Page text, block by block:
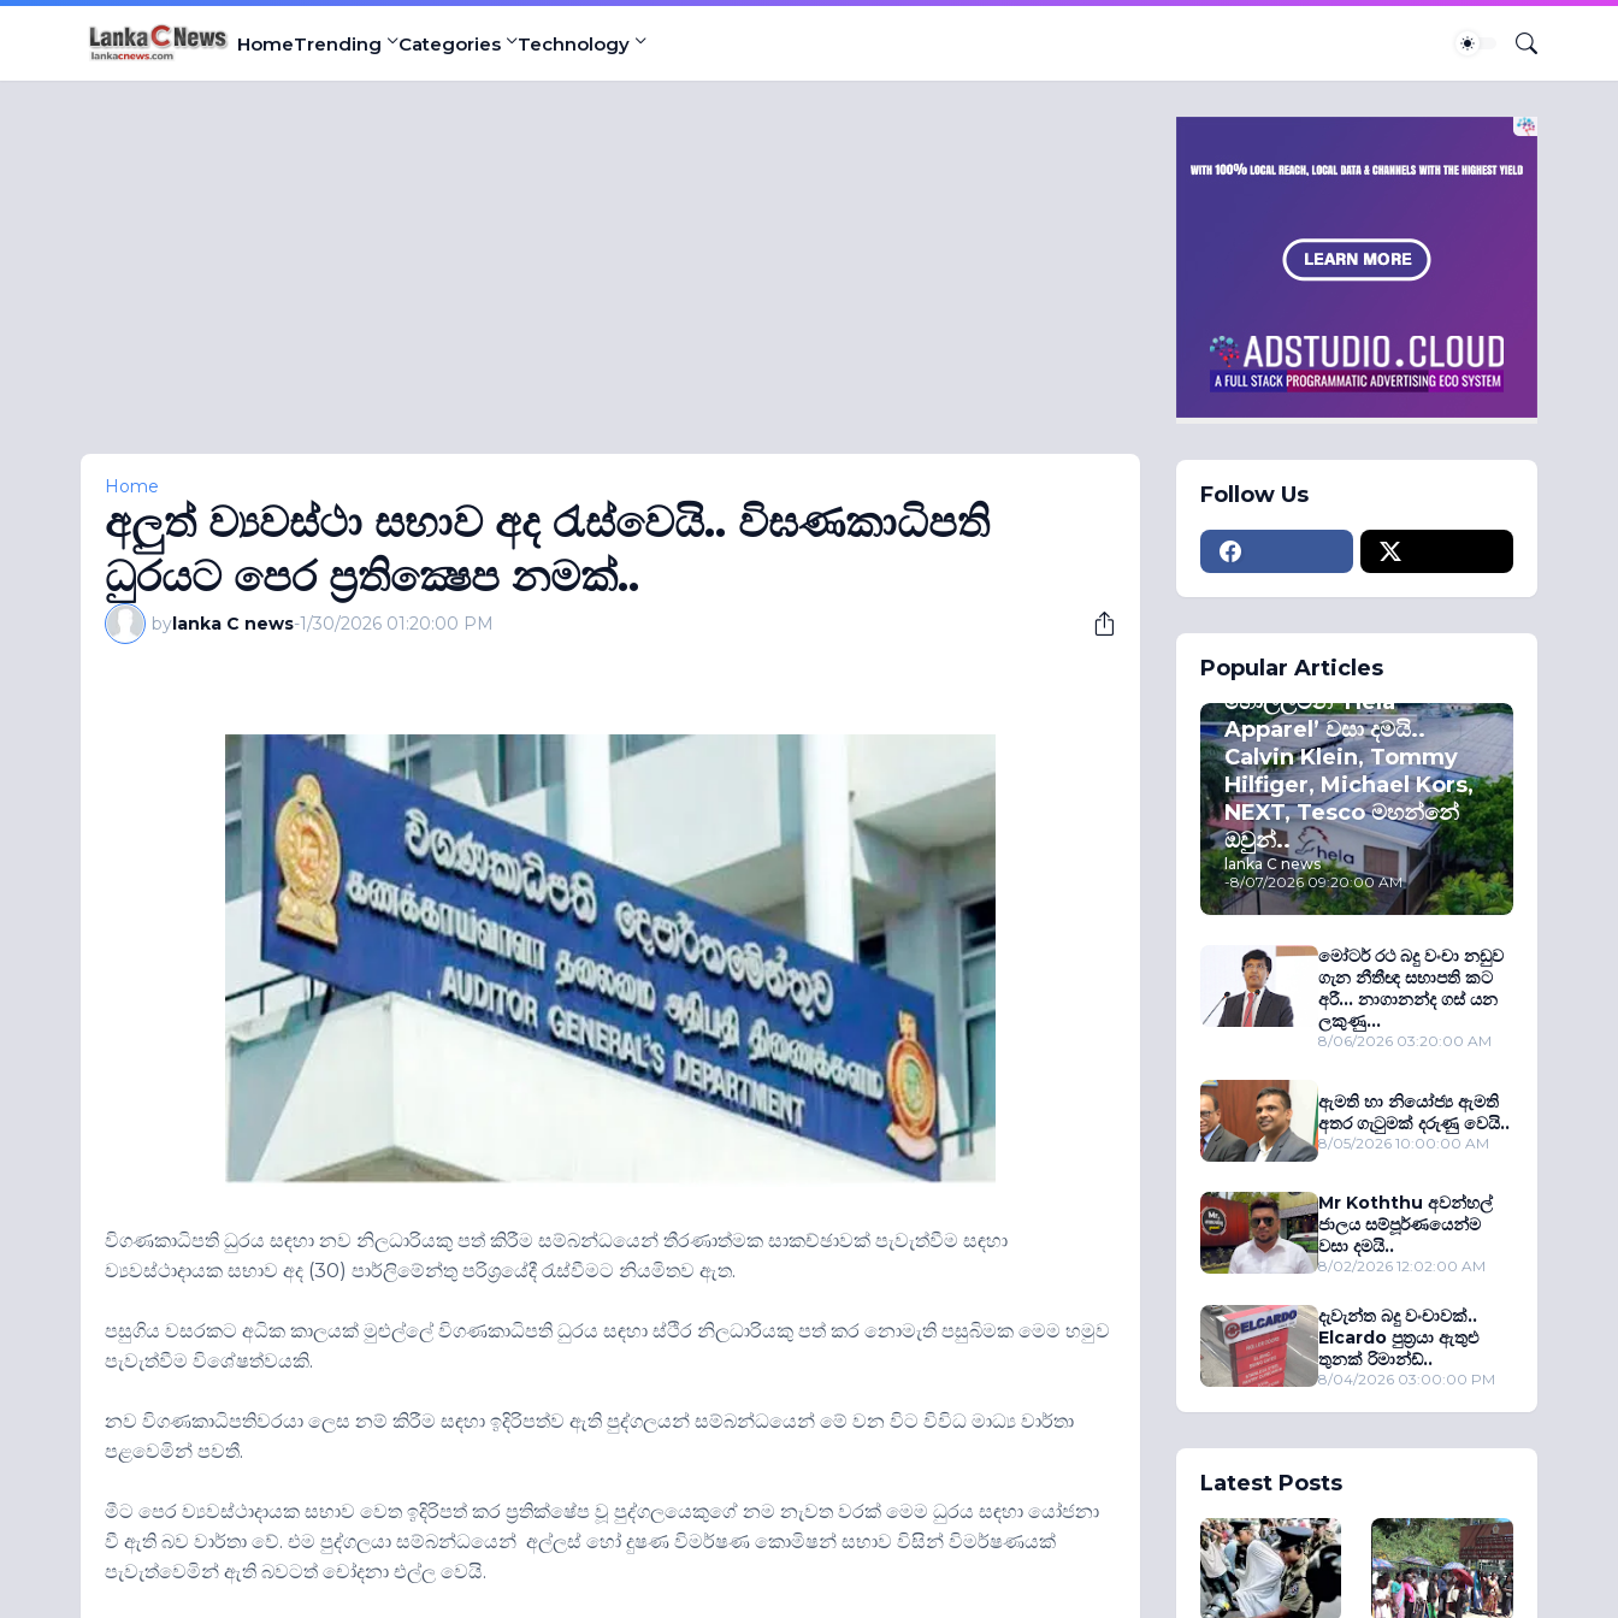
HomeTrending Categories Technology
Home
අලුත් ව්‍යවස්ථා සභාව අද රැස්වෙයි.. විඝණකාධිපති
ධුරයට පෙර ප‍්‍රතික්‍ෂෙප නමක්..
bylanka C news-1/30/2026 01:20:00 PM
විගණකාධිපති ධුරය සඳහා නව නිලධාරියකු පත් කිරීම සම්බන්ධයෙන් තීරණාත්මක සාකච්ඡාවක් පැවැත්වීම සඳහා
ව්‍යවස්ථාදායක සභාව අද (30) පාර්ලිමේන්තු පරිශ්‍රයේදී රැස්වීමට නියමිතව ඇත.
පසුගිය වසරකට අධික කාලයක් මුළුල්ලේ විගණකාධිපති ධුරය සඳහා ස්ථිර නිලධාරියකු පත් කර නොමැති පසුබිමක මෙම හමුව
පැවැත්වීම විශේෂත්වයකි.
නව විගණකාධිපතිවරයා ලෙස නම් කිරීම සඳහා ඉදිරිපත්ව ඇති පුද්ගලයන් සම්බන්ධයෙන් මේ වන විට විවිධ මාධ්‍ය වාර්තා
පළවෙමින් පවතී.
මීට පෙර ව්‍යවස්ථාදායක සභාව වෙත ඉදිරිපත් කර ප්‍රතික්ෂේප වූ පුද්ගලයෙකුගේ නම නැවත වරක් මෙම ධුරය සඳහා යෝජනා
වී ඇති බව වාර්තා වේ. එම පුද්ගලයා සම්බන්ධයෙන් අල්ලස් හෝ දුෂණ විමර්ෂණ කොමිෂන් සභාව විසින් විමර්ෂණයක්
පැවැත්වෙමින් ඇති බවටත් චෝදනා එල්ල වෙයි.
Follow Us
Popular Articles
කොළඹ කොටස්
හොල්ලමින් ‘Hela
Apparel’ වසා දමයි..
Calvin Klein, Tommy
Hilfiger, Michael Kors,
NEXT, Tesco මහන්නේ
ඔවුන්..
lanka C news
-8/07/2026 09:20:00 AM
මෝටර් රථ බදු වංචා නඩුව
ගැන නීතීඥ සභාපති කට
අරී... නාගානන්ද ගස් යන
ලකුණු...
8/06/2026 03:20:00 AM
ඇමති හා නියෝජ්‍ය ඇමති
අතර ගැටුමක් දරුණු වෙයි..
8/05/2026 10:00:00 AM
Mr Koththu අවන්හල්
ජාලය සම්පූර්ණයෙන්ම
වසා දමයි..
8/02/2026 12:02:00 AM
දැවැන්ත බදු වංචාවක්..
Elcardo පුත‍්‍රයා ඇතුළු
තුනක් රිමාන්ඩ්..
8/04/2026 03:00:00 PM
Latest Posts